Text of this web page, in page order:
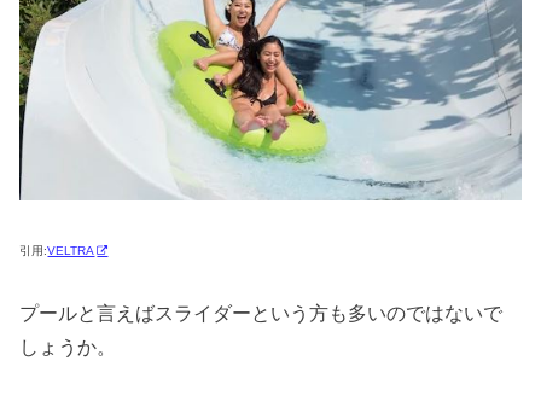
引用:VELTRA
プールと言えばスライダーという方も多いのではないで
しょうか。